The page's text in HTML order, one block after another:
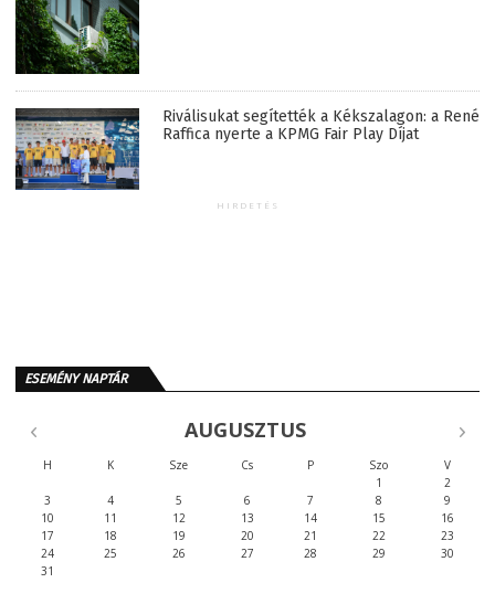
Riválisukat segítették a Kékszalagon: a René
Raffica nyerte a KPMG Fair Play Díjat
HIRDETÉS
ESEMÉNY NAPTÁR
AUGUSZTUS
H K Sze Cs P Szo
V
1
2
3
4 5 6 7 8
9
10
11 12 13 14 15
16
17
18 19 20 21 22
23
24
25 26 27 28 29
30
31